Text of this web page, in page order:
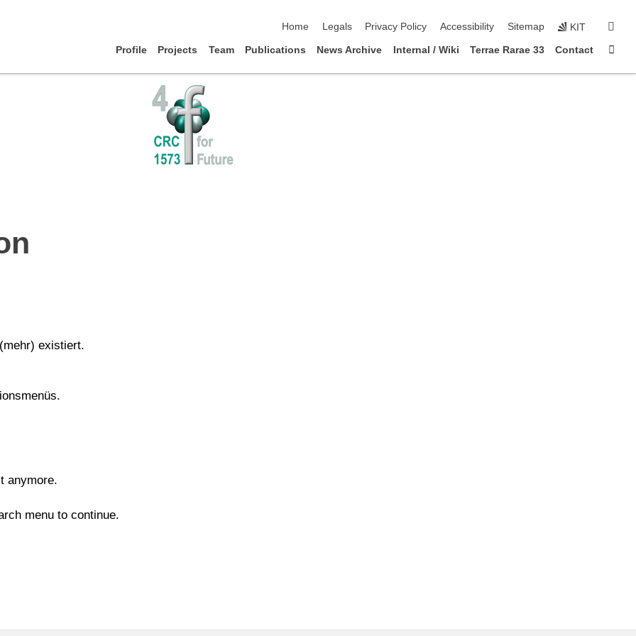
Home
Legals Privacy Policy Accessibility Sitemap KIT
Profile Projects Team Publications News Archive Internal / Wiki Terrae Rarae 33 Contact
existiert.
anymore.
menu to continue.